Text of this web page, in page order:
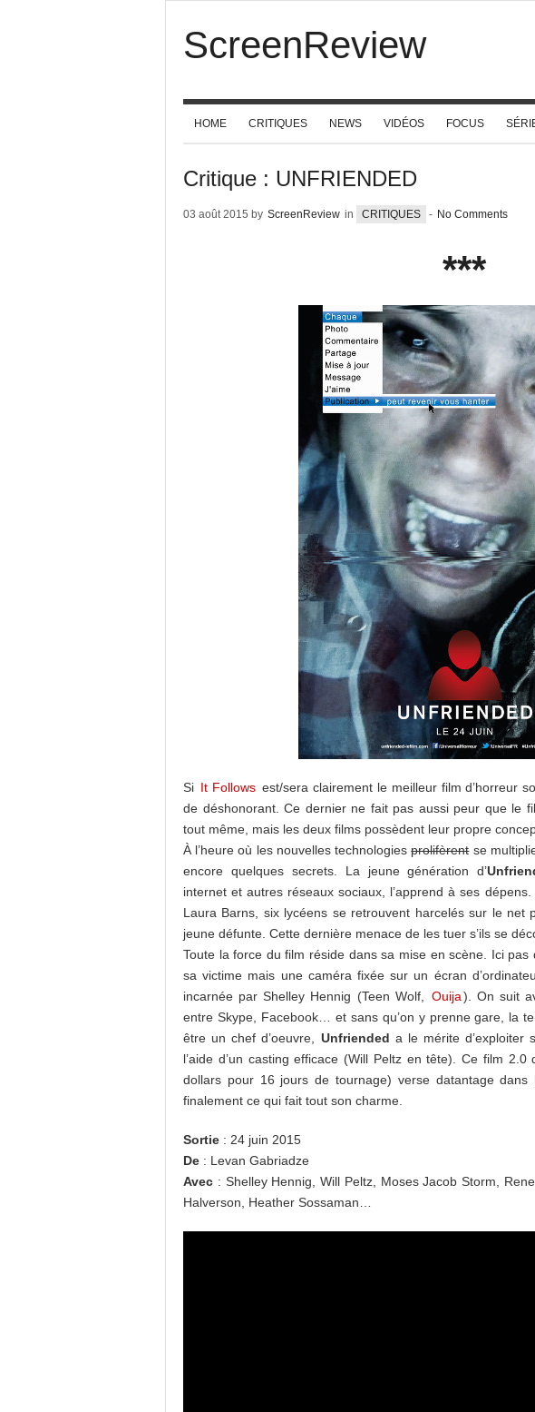
ScreenReview
HOME CRITIQUES NEWS VIDÉOS FOCUS
Critique : UNFRIENDED
03 août 2015 by ScreenReview in CRITIQUES - No Comments
***
Si It Follows est/sera clairement le meilleur film d’horreur
de déshonorant. Ce dernier ne fait pas aussi peur que le
tout même, mais les deux films possèdent leur propre
À l’heure où les nouvelles technologiesprolifèrentse
encore quelques secrets. La jeune génération d’
internet et autres réseaux sociaux, l’apprend à ses
Laura Barns, six lycéens se retrouvent harcelés sur le net
jeune défunte. Cette dernière menace de les tuer s’ils se
Toute la force du film réside dans sa mise en scène. Ici
sa victime mais une caméra fixée sur un écran
incarnée par Shelley Hennig (Teen Wolf,
Ouija). On suit
entre Skype, Facebook… et sans qu’on y prenne gare, la
être un chef d’oeuvre, Unfriended a le mérite d’exploiter
l’aide d’un casting efficace (Will Peltz en tête). Ce film
dollars pour 16 jours de tournage) verse datantage dans
finalement ce qui fait tout son charme.
Sortie : 24 juin 2015
De : Levan Gabriadze
Avec : Shelley Hennig, Will Peltz, Moses Jacob Storm,
Halverson, Heather Sossaman…